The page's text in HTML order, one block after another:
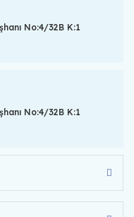
No:4/32B K:1
No:4/32B K:1